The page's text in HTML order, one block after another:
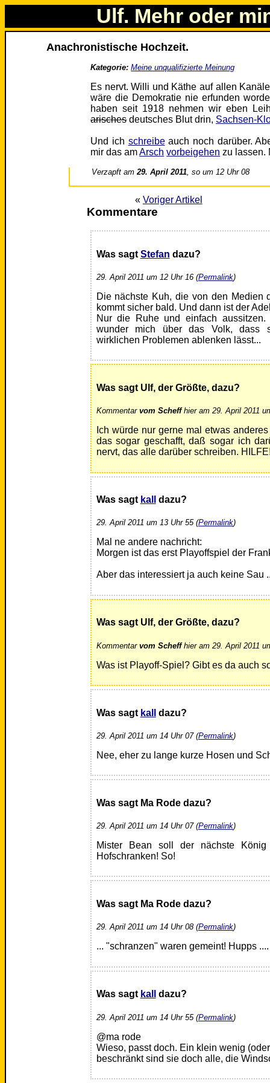
Ulf. Mehr oder
Anachronistische Hochzeit.
Kategorie: Meine unqualifizierte Meinung
Es nervt. Willi und Käthe auf allen
wäre die Demokratie nie erfunden
haben seit 1918 nehmen wir eben
arischesdeutsches Blut drin, Sachsen-
Und ich schreibeauch noch darüber.
mir das amArsch vorbeigehen zu lassen.
Verzapft am29. April 2011, so um 12 Uhr 08
« Voriger Artikel
Kommentare
Was sagt Stefan dazu?
29. April 2011 um 12 Uhr 16 (Permalink)
Die nächste Kuh, die von den Medien
kommt sicher bald. Und dann ist der
Nur die Ruhe und einfach
wunder mich über das Volk, dass
wirklichen Problemen ablenken lässt...
Was sagt Ulf, der Größte, dazu?
Kommentar vom Scheffhier am 29. April 2011
Ich würde nur gerne mal etwas
das sogar geschafft, daß sogar ich
nervt, das alle darüber schreiben.
Was sagt kall dazu?
29. April 2011 um 13 Uhr 55 (Permalink)
Mal ne andere nachricht:
Morgen ist das erst Playoffspiel der
Aber das interessiert ja auch keine Sau
Was sagt Ulf, der Größte, dazu?
Kommentar vom Scheffhier am 29. April 2011
Was ist Playoff-Spiel? Gibt es da auch
Was sagt kall dazu?
29. April 2011 um 14 Uhr 07 (Permalink)
Nee, eher zu lange kurze Hosen und
Was sagt Ma Rode dazu?
29. April 2011 um 14 Uhr 07 (Permalink)
Mister Bean soll der nächste
Hofschranken! So!
Was sagt Ma Rode dazu?
29. April 2011 um 14 Uhr 08 (Permalink)
... "schranzen" waren gemeint! Hupps ....
Was sagt kall dazu?
29. April 2011 um 14 Uhr 55 (Permalink)
@ma rode
Wieso, passt doch. Ein klein wenig
beschränkt sind sie doch alle, die